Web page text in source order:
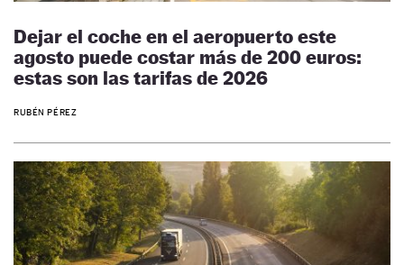
Dejar el coche en el aeropuerto este
agosto puede costar más de 200 euros:
estas son las tarifas de 2026
RUBÉN PÉREZ